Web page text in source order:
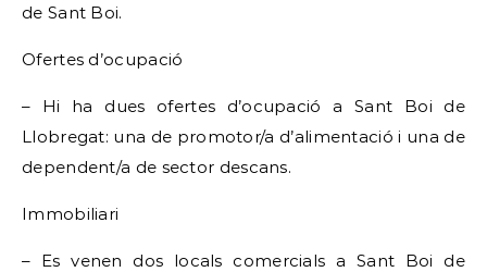
de Sant Boi.
Ofertes d’ocupació
– Hi ha dues ofertes d’ocupació a Sant Boi de
Llobregat: una de promotor/a d’alimentació i una de
dependent/a de sector descans.
Immobiliari
– Es venen dos locals comercials a Sant Boi de